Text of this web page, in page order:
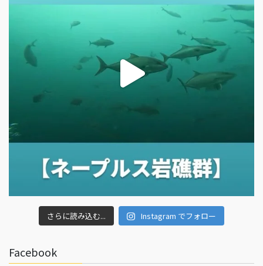
さらに読み込む... Instagram でフォロー
Facebook